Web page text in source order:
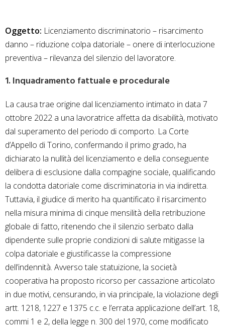
Oggetto: Licenziamento discriminatorio – risarcimento
danno – riduzione colpa datoriale – onere di interlocuzione
preventiva – rilevanza del silenzio del lavoratore.
1. Inquadramento fattuale e procedurale
La causa trae origine dal licenziamento intimato in data 7
ottobre 2022 a una lavoratrice affetta da disabilità, motivato
dal superamento del periodo di comporto. La Corte
d’Appello di Torino, confermando il primo grado, ha
dichiarato la nullità del licenziamento e della conseguente
delibera di esclusione dalla compagine sociale, qualificando
la condotta datoriale come discriminatoria in via indiretta.
Tuttavia, il giudice di merito ha quantificato il risarcimento
nella misura minima di cinque mensilità della retribuzione
globale di fatto, ritenendo che il silenzio serbato dalla
dipendente sulle proprie condizioni di salute mitigasse la
colpa datoriale e giustificasse la compressione
dell’indennità. Avverso tale statuizione, la società
cooperativa ha proposto ricorso per cassazione articolato
in due motivi, censurando, in via principale, la violazione degli
artt. 1218, 1227 e 1375 c.c. e l’errata applicazione dell’art. 18,
commi 1 e 2, della legge n. 300 del 1970, come modificato